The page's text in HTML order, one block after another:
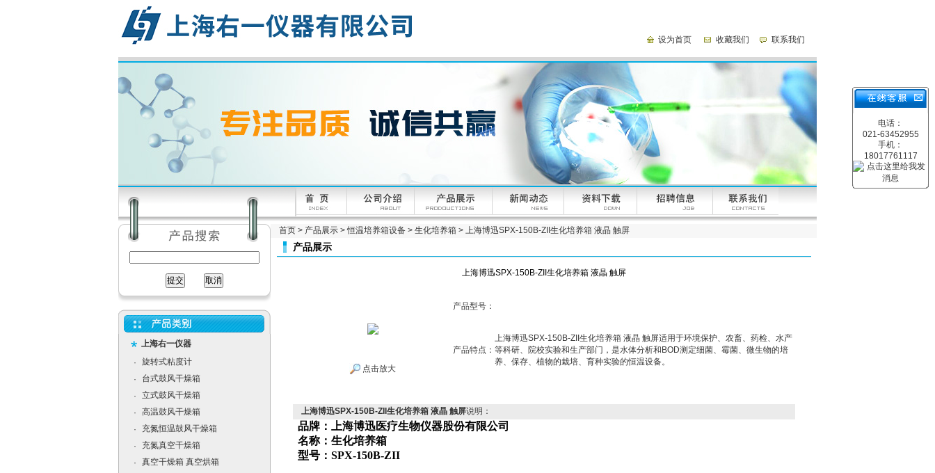
设为首页 收藏我们 联系我们
电话：
021-63452955
手机：
18017761117
上海右一仪器
·
旋转式粘度计
·
台式鼓风干燥箱
·
立式鼓风干燥箱
·
高温鼓风干燥箱
·
充氮恒温鼓风干燥箱
·
充氮真空干燥箱
·
真空干燥箱 真空烘箱
首页 > 产品展示 >恒温培养箱设备 > 生化培养箱 > 上海博迅SPX-150B-ZII生化培养箱 液晶 触屏
产品展示
上海博迅SPX-150B-ZII生化培养箱 液晶 触屏
点击放大
产品型号：
产品特点：
上海博迅SPX-150B-ZII生化培养箱 液晶 触屏适用于环境保护、农畜、药检、水产
等科研、院校实验和生产部门，是水体分析和BOD测定细菌、霉菌、微生物的培
养、保存、植物的栽培、育种实验的恒温设备。
上海博迅SPX-150B-ZII生化培养箱 液晶 触屏说明：
品牌：上海博迅医疗生物仪器股份有限公司
名称：生化培养箱
型号： SPX-150B-ZII